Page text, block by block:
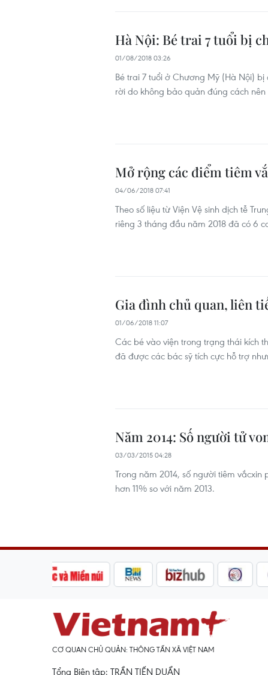
Hà Nội: Bé trai 7 tuổi bị
01/08/2018 03:26
Bé trai 7 tuổi ở Chương Mỹ (Hà Nội)
rời do không bảo quản đúng cách
Mở rộng các điểm tiêm
04/06/2018 07:41
Theo số liệu từ Viện Vệ sinh dịch tễ
riêng 3 tháng đầu năm 2018 đã có 6
Gia đình chủ quan, liên
01/06/2018 11:07
Các bé vào viện trong trạng thái kích
đã được các bác sỹ tích cực hỗ trợ
Năm 2014: Số người tử
03/03/2015 04:28
Trong năm 2014, số người tiêm
hơn 11% so với năm 2013.
CƠ QUAN CHỦ QUẢN: THÔNG TẤN XÃ VIỆT NAM
Tổng Biên tập: TRẦN TIẾN DUẨN